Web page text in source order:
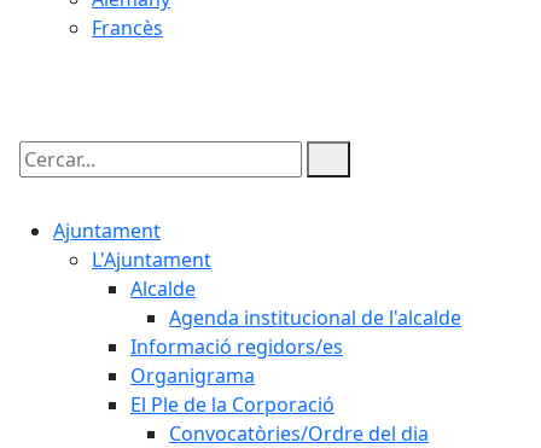
Francès
Cercar:
Ajuntament
L'Ajuntament
Alcalde
Agenda institucional de l'alcalde
Informació regidors/es
Organigrama
El Ple de la Corporació
Convocatòries/Ordre del dia